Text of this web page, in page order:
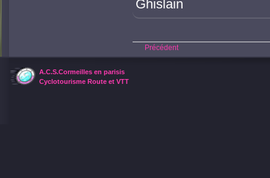
Ghislain
Précédent
A.C.S.Cormeilles en parisis
Cyclotourisme Route et VTT